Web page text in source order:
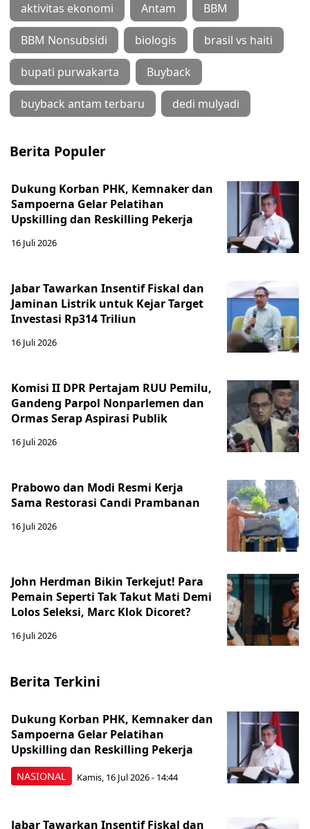
aktivitas ekonomi Antam BBM
BBM Nonsubsidi biologis brasil vs haiti
bupati purwakarta Buyback
buyback antam terbaru dedi mulyadi
Berita Populer
Dukung Korban PHK, Kemnaker dan
Sampoerna Gelar Pelatihan
Upskilling dan Reskilling Pekerja
16 Juli 2026
Jabar Tawarkan Insentif Fiskal dan
Jaminan Listrik untuk Kejar Target
Investasi Rp314 Triliun
16 Juli 2026
Komisi II DPR Pertajam RUU Pemilu,
Gandeng Parpol Nonparlemen dan
Ormas Serap Aspirasi Publik
16 Juli 2026
Prabowo dan Modi Resmi Kerja
Sama Restorasi Candi Prambanan
16 Juli 2026
John Herdman Bikin Terkejut! Para
Pemain Seperti Tak Takut Mati Demi
Lolos Seleksi, Marc Klok Dicoret?
16 Juli 2026
Berita Terkini
NASIONAL
Dukung Korban PHK, Kemnaker dan
Sampoerna Gelar Pelatihan
Upskilling dan Reskilling Pekerja
Kamis, 16 Jul 2026 - 14:44
Jabar Tawarkan Insentif Fiskal dan